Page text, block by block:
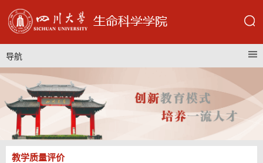
导航
教学质量评价